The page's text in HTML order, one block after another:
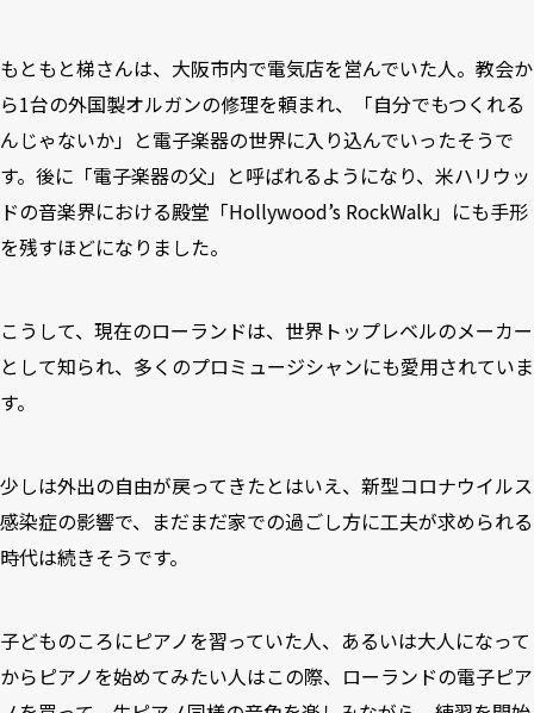
もともと梯さんは、大阪市内で電気店を営んでいた人。教会か
ら1台の外国製オルガンの修理を頼まれ、「自分でもつくれる
んじゃないか」と電子楽器の世界に入り込んでいったそうで
す。後に「電子楽器の父」と呼ばれるようになり、米ハリウッ
ドの音楽界における殿堂「Hollywood’s RockWalk」にも手形
を残すほどになりました。
こうして、現在のローランドは、世界トップレベルのメーカー
として知られ、多くのプロミュージシャンにも愛用されていま
す。
少しは外出の自由が戻ってきたとはいえ、新型コロナウイルス
感染症の影響で、まだまだ家での過ごし方に工夫が求められる
時代は続きそうです。
子どものころにピアノを習っていた人、あるいは大人になって
からピアノを始めてみたい人はこの際、ローランドの電子ピア